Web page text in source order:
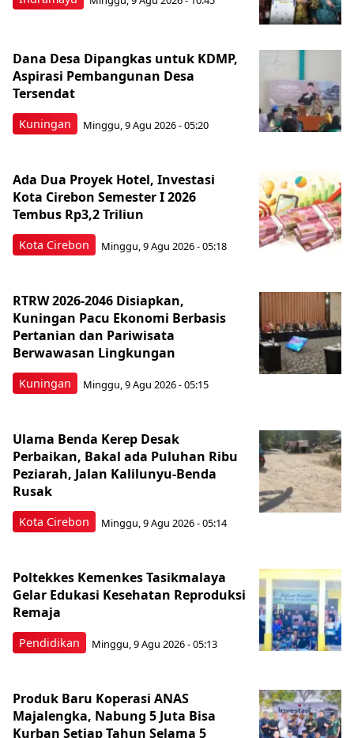
Kuningan
Dana Desa Dipangkas untuk KDMP,
Aspirasi Pembangunan Desa
Tersendat
Minggu, 9 Agu 2026 - 05:20
Kota Cirebon
Ada Dua Proyek Hotel, Investasi
Kota Cirebon Semester I 2026
Tembus Rp3,2 Triliun
Minggu, 9 Agu 2026 - 05:18
Kuningan
RTRW 2026-2046 Disiapkan,
Kuningan Pacu Ekonomi Berbasis
Pertanian dan Pariwisata
Berwawasan Lingkungan
Minggu, 9 Agu 2026 - 05:15
Kota Cirebon
Ulama Benda Kerep Desak
Perbaikan, Bakal ada Puluhan Ribu
Peziarah, Jalan Kalilunyu-Benda
Rusak
Minggu, 9 Agu 2026 - 05:14
Pendidikan
Poltekkes Kemenkes Tasikmalaya
Gelar Edukasi Kesehatan Reproduksi
Remaja
Minggu, 9 Agu 2026 - 05:13
Produk Baru Koperasi ANAS
Majalengka, Nabung 5 Juta Bisa
Kurban Setiap Tahun Selama 5